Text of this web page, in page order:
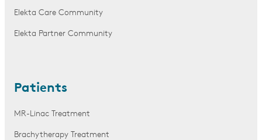
Elekta Care Community
Elekta Partner Community
Patients
MR-Linac Treatment
Brachytherapy Treatment